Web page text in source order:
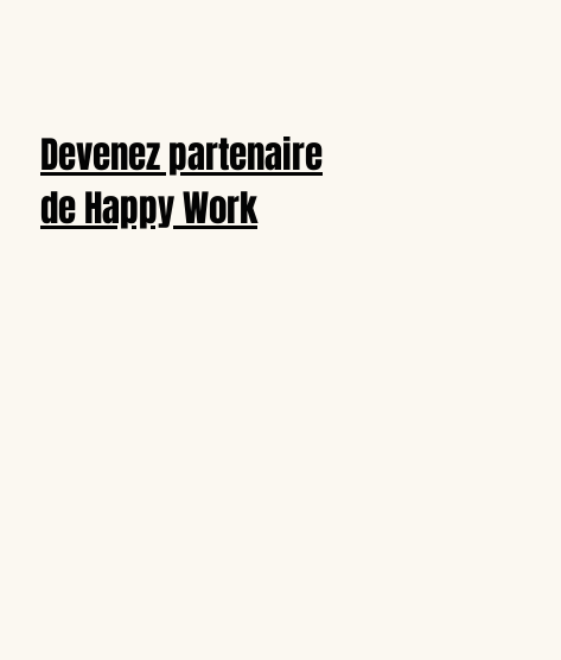
Devenez partenaire
de Happy Work